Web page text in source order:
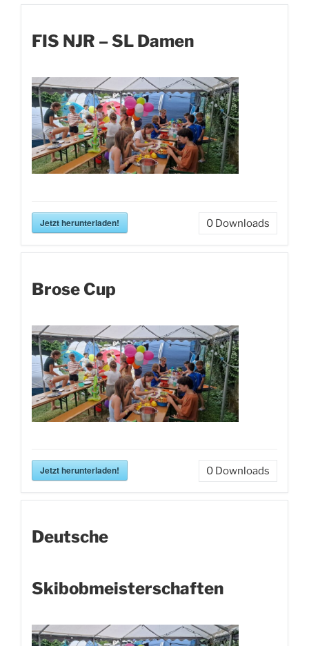
FIS NJR – SL Damen
Jetzt herunterladen! 0 Downloads
Brose Cup
Jetzt herunterladen! 0 Downloads
Deutsche
Skibobmeisterschaften